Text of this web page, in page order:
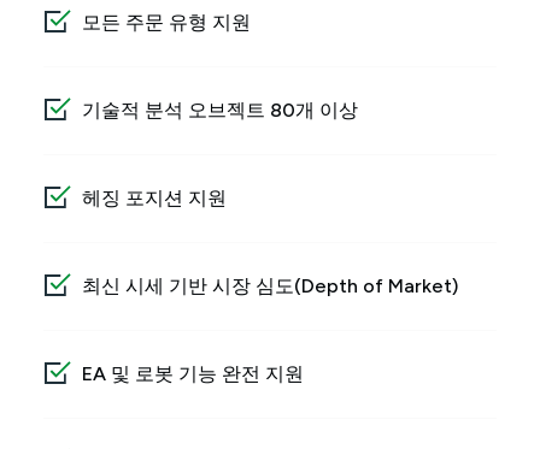
모든 주문 유형 지원
기술적 분석 오브젝트 80개 이상
헤징 포지션 지원
최신 시세 기반 시장 심도(Depth of Market)
EA 및 로봇 기능 완전 지원